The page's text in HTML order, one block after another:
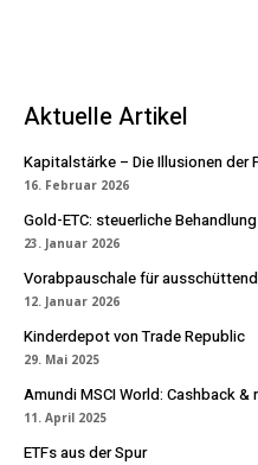
Aktuelle Artikel
Kapitalstärke – Die Illusionen der
16. Februar 2026
Gold-ETC: steuerliche Behandlung
23. Januar 2026
Vorabpauschale für
12. Januar 2026
Kinderdepot von Trade Republic
29. Mai 2025
Amundi MSCI World: Cashback &
11. April 2025
ETFs aus der Spur